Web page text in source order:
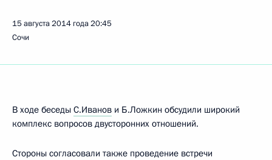
15 августа 2014 года20:45
Сочи
В ходе беседы С.Иванов и Б.Ложкин обсудили широкий
комплекс вопросов двусторонних отношений.
Стороны согласовали также проведение встречи